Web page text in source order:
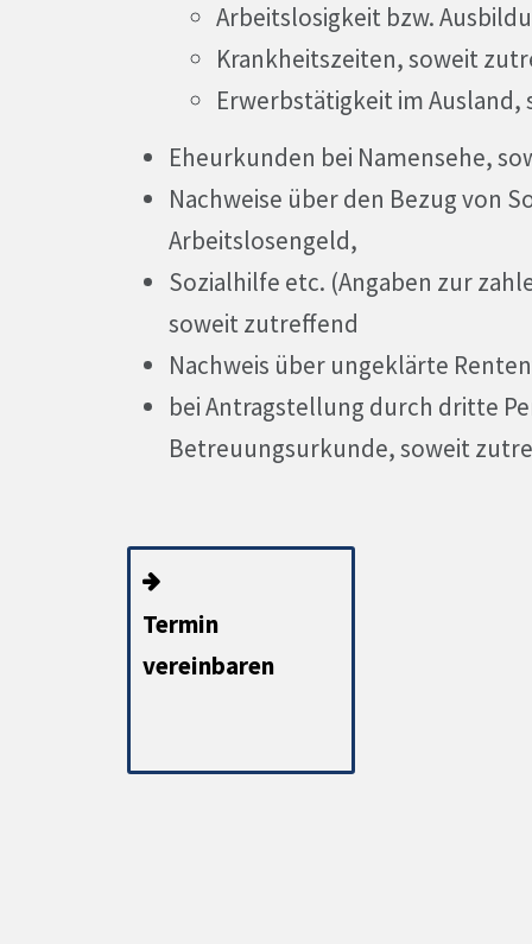
Arbeitslosigkeit bzw.
Krankheitszeiten, soweit
Erwerbstätigkeit im
Eheurkunden bei Namensehe,
Nachweise über den Bezug von
Arbeitslosengeld,
Sozialhilfe etc. (Angaben zur
soweit zutreffend
Nachweis über ungeklärte
bei Antragstellung durch dritte
Betreuungsurkunde, soweit
Termin
vereinbaren